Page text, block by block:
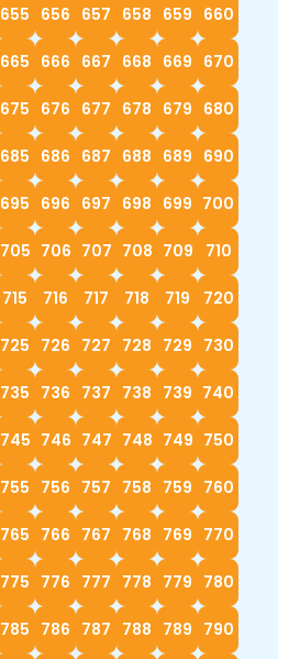
655 656 657 658 659 660
665 666 667 668 669 670
675 676 677 678 679 680
685 686 687 688 689 690
695 696 697 698 699 700
705 706 707 708 709 710
715 716 717 718 719 720
725 726 727 728 729 730
735 736 737 738 739 740
745 746 747 748 749 750
755 756 757 758 759 760
765 766 767 768 769 770
775 776 777 778 779 780
785 786 787 788 789 790